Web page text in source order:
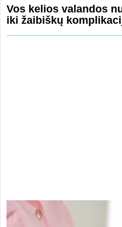
Vos kelios valandos
iki žaibiškų